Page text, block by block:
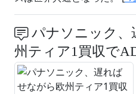
パナソニック、
州ティア1買収で